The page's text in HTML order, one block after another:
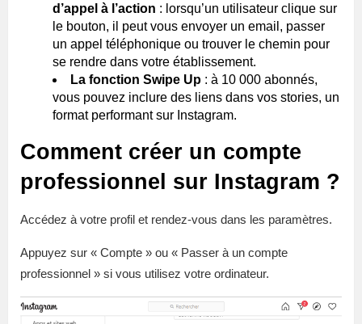
d’appel à l’action : lorsqu’un utilisateur clique sur
le bouton, il peut vous envoyer un email, passer
un appel téléphonique ou trouver le chemin pour
se rendre dans votre établissement.
La fonction Swipe Up : à 10 000 abonnés,
vous pouvez inclure des liens dans vos stories, un
format performant sur Instagram.
Comment créer un compte
professionnel sur Instagram ?
Accédez à votre profil et rendez-vous dans les paramètres.
Appuyez sur « Compte » ou « Passer à un compte
professionnel » si vous utilisez votre ordinateur.